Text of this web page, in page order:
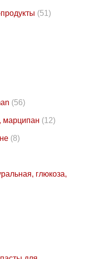
(51)
(56)
марципан (12)
(8)
глюкоза,